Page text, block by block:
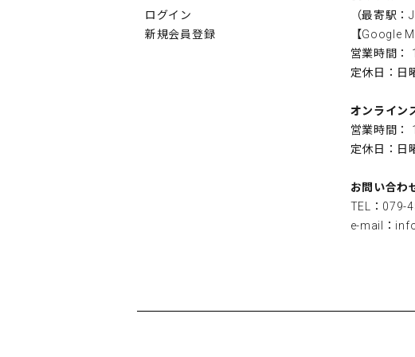
ログイン
新規会員登録
（最寄駅：
【Google
営業時間：
定休日：日
オンライン
営業時間：
定休日：日
お問い合わ
TEL：079-
e-mail：